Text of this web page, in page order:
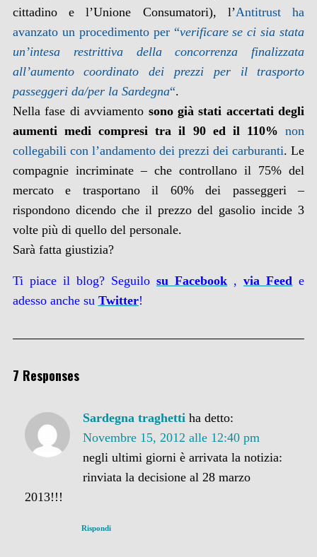
cittadino e l’Unione Consumatori), l’Antitrust ha
avanzato un procedimento per “verificare se ci sia stata
un’intesa restrittiva della concorrenza finalizzata
all’aumento coordinato dei prezzi per il trasporto
passeggeri da/per la Sardegna“.
Nella fase di avviamento sono già stati accertati degli
aumenti medi compresi tra il 90 ed il 110% non
collegabili con l’andamento dei prezzi dei carburanti. Le
compagnie incriminate – che controllano il 75% del
mercato e trasportano il 60% dei passeggeri –
rispondono dicendo che il prezzo del gasolio incide 3
volte più di quello del personale.
Sarà fatta giustizia?
Ti piace il blog? Seguilo su Facebook ,viaFeed e
adesso anche su Twitter!
7 Responses
Sardegna traghetti ha detto:
Novembre 15, 2012 alle 12:40 pm
negli ultimi giorni è arrivata la notizia:
rinviata la decisione al 28 marzo
2013!!!
Rispondi